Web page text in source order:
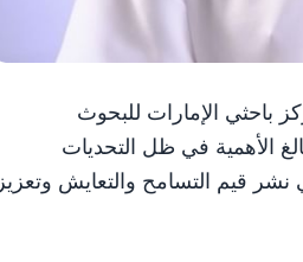
باحثي الإمارات للبحوث
الحضارات والتسامح 2026 يأتي في توقيت بالغ الأهمية في ظل التحديات
نشر قيم التسامح والتعايش وتعزيز